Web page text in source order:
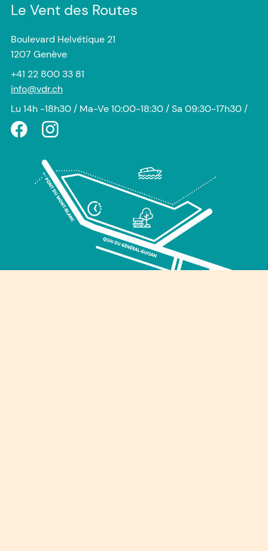
Le Vent des Routes
Boulevard Helvétique 21
1207 Genève
+41 22 800 33 81
info@vdr.ch
Lu 14h -18h30 / Ma-Ve 10:00-18:30 / Sa 09:30-17h30 /